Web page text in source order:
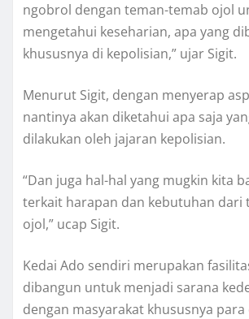
ngobrol dengan teman-temab ojol
mengetahui keseharian, apa yang
khususnya di kepolisian,” ujar Sigit.
Menurut Sigit, dengan menyerap
nantinya akan diketahui apa saja
dilakukan oleh jajaran kepolisian.
“Dan juga hal-hal yang mugkin kita
terkait harapan dan kebutuhan dari
ojol,” ucap Sigit.
Kedai Ado sendiri merupakan
dibangun untuk menjadi sarana
dengan masyarakat khususnya para